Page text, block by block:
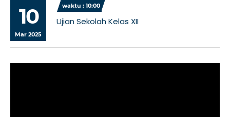
10
Mar 2025
waktu : 10:00
Ujian Sekolah Kelas XII